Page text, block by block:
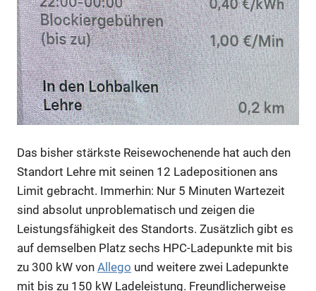
Das bisher stärkste Reisewochenende hat auch den
Standort Lehre mit seinen 12 Ladepositionen ans
Limit gebracht. Immerhin: Nur 5 Minuten Wartezeit
sind absolut unproblematisch und zeigen die
Leistungsfähigkeit des Standorts. Zusätzlich gibt es
auf demselben Platz sechs HPC-Ladepunkte mit bis
zu 300 kW von Allego und weitere zwei Ladepunkte
mit bis zu 150 kW Ladeleistung. Freundlicherweise